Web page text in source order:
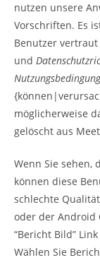
nutzen unsere
Vorschriften. Es
Benutzer
und
möglicherweise
gelöscht aus
Wenn Sie sehen,
können diese
schlechte
oder der Android
“Bericht Bild”
Wählen Sie